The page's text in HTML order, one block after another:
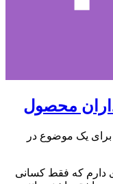
محصول
یک موضوع در
دارم که فقط کسانی